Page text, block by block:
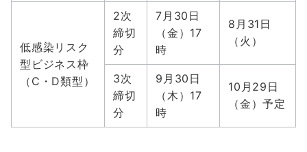
低感染リスク
型ビジネス枠
（C・D類型）
2次
締切
分
7月30日
（金）17
時
8月31日
（火）
3次
締切
分
9月30日
（木）17
時
10月29日
（金）予定